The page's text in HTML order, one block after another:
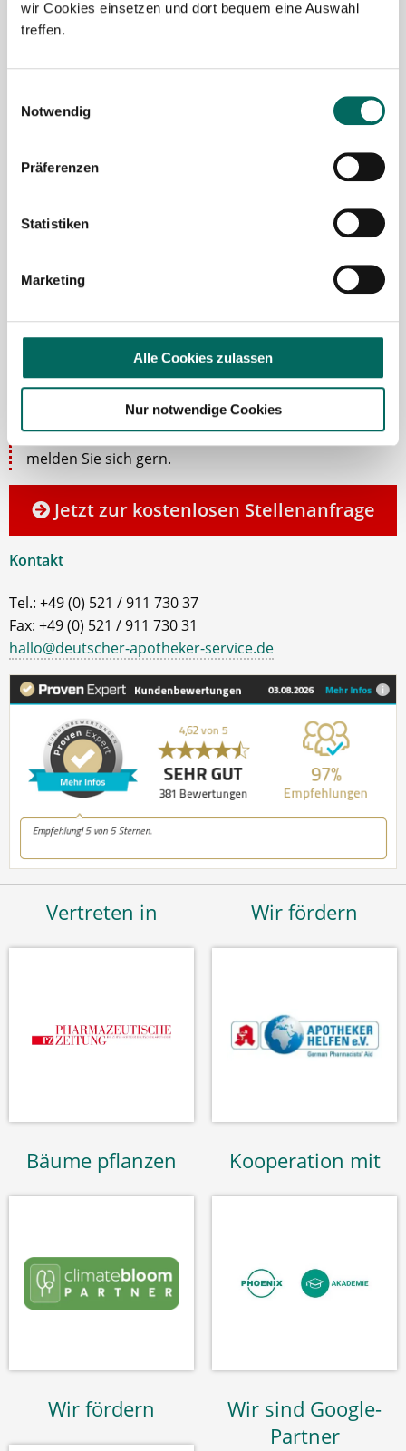
wir Cookies einsetzen und dort bequem eine Auswahl
treffen.
Notwendig
Präferenzen
Statistiken
Marketing
Alle Cookies zulassen
Nur notwendige Cookies
Konstanz|Lübeck|Mönchengladbach|München|Nürnberg|
Westfalica|
Robert Braun
Ich unterstütze Sie gerne bei der Suche nach einer
Stelle als Apotheker (m|w|d), PTA oder PKA. Bei
Fragen zu unseren Stellenangeboten oder zum
Ablauf nach Ihrer kostenlosen Stellenanfrage
melden Sie sich gern.
Jetzt zur kostenlosen Stellenanfrage
Kontakt
Tel.: +49 (0) 521 / 911 730 37
Fax: +49 (0) 521 / 911 730 31
hallo@deutscher-apotheker-service.de
Vertreten in Wir fördern
Bäume pflanzen Kooperation mit
Wir fördern
Wir sind Google-
Partner